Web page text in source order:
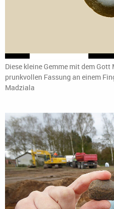
Diese kleine Gemme mit dem
prunkvollen Fassung an einem
Madziala